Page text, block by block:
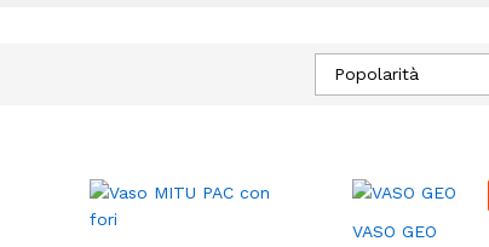
Popolarità
VASO GEO